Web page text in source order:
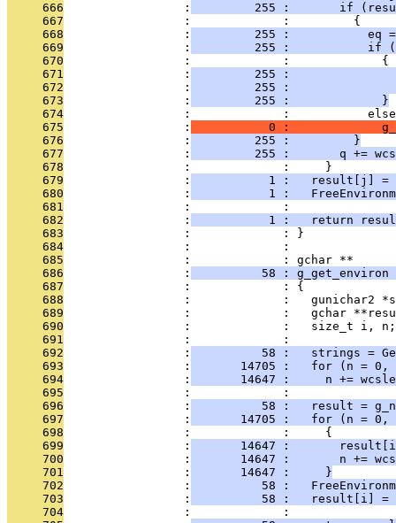
     666
                 :
255 :       if
     667
                 :             :         {
     668
                 :
255 :           eq
     669
                 :
255 :           if
     670
                 :             :             {
     671
                 :
255 :
     672
                 :
255 :
     673
                 :
         255 :             }
     674
                 :             :           else
     675
                 :
0 :
     676
                 :
         255 :         }
     677
                 :
255 :       q +=
     678
                 :             :     }
     679
                 :
1 :   result[j] =
     680
                 :
1 :
     681
                 :             :
     682
                 :
1 :   return
     683
                 :             : }
     684
                 :             :
     685
                 :             : gchar **
     686
                 :
58 : g_get_environ
     687
                 :             : {
     688
:             :   gunichar2
     689
:             :   gchar
     690
                 :             :   size_t i, n;
     691
                 :             :
     692
                 :
58 :   strings =
     693
                 :
14705 :   for (n = 0,
     694
                 :
14647 :     n +=
     695
                 :             :
     696
                 :
58 :   result =
     697
                 :
14705 :   for (n = 0,
     698
                 :             :     {
     699
                 :
14647 :
     700
                 :
14647 :       n +=
     701
                 :
       14647 :     }
     702
                 :
58 :
     703
                 :
58 :   result[i] =
     704
                 :             :